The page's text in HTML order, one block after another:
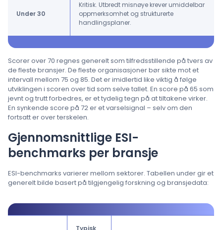
Under 30
Kritisk. Utbredt misnøye krever umiddelbar
oppmerksomhet og strukturerte
handlingsplaner.
Scorer over 70 regnes generelt som tilfredsstillende på tvers av
de fleste bransjer. De fleste organisasjoner bør sikte mot et
intervall mellom 75 og 85. Det er imidlertid like viktig å følge
utviklingen i scoren over tid som selve tallet. En score på 65 som
jevnt og trutt forbedres, er et tydelig tegn på at tiltakene virker.
En synkende score på 72 er et varselsignal – selv om den
fortsatt er over terskelen.
Gjennomsnittlige ESI-
benchmarks per bransje
ESI-benchmarks varierer mellom sektorer. Tabellen under gir et
generelt bilde basert på tilgjengelig forskning og bransjedata:
Typisk